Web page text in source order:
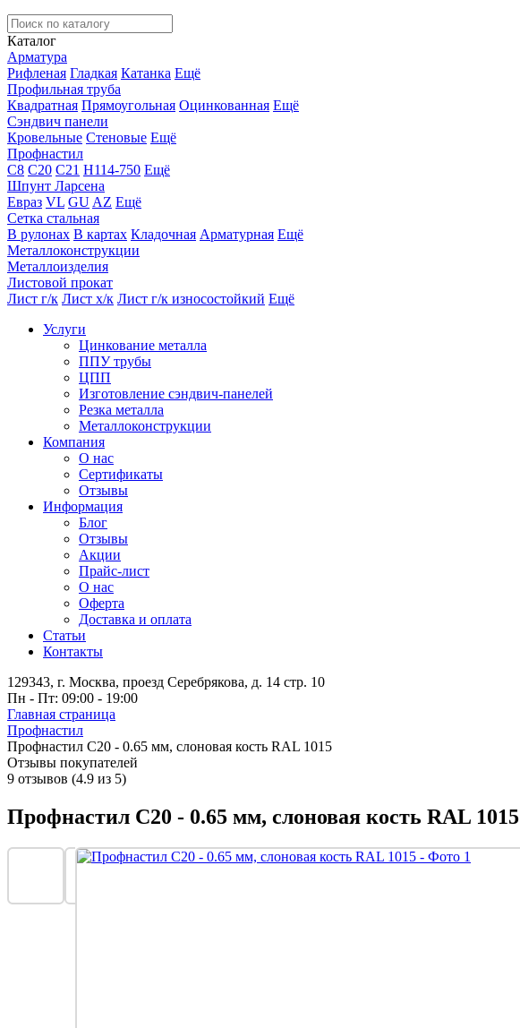
Каталог
Арматура
Рифленая Гладкая Катанка Ещё
Профильная труба
Квадратная Прямоугольная Оцинкованная Ещё
Сэндвич панели
Кровельные Стеновые Ещё
Профнастил
С8 С20 С21 Н114-750 Ещё
Шпунт Ларсена
Евраз VL GU AZ Ещё
Сетка стальная
В рулонах В картах Кладочная Арматурная Ещё
Металлоконструкции
Металлоизделия
Листовой прокат
Лист г/к Лист х/к Лист г/к износостойкий Ещё
Услуги
Цинкование металла
ППУ трубы
ЦПП
Изготовление сэндвич-панелей
Резка металла
Металлоконструкции
Компания
О нас
Сертификаты
Отзывы
Информация
Блог
Отзывы
Акции
Прайс-лист
О нас
Оферта
Доставка и оплата
Статьи
Контакты
129343, г. Москва, проезд Серебрякова, д. 14 стр. 10
Пн - Пт: 09:00 - 19:00
Главная страница
Профнастил
Профнастил С20 - 0.65 мм, слоновая кость RAL 1015
Отзывы покупателей
9 отзывов (4.9 из 5)
Профнастил С20 - 0.65 мм, слоновая кость RAL 1015